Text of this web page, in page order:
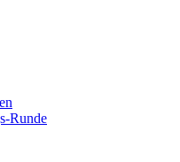
Runde